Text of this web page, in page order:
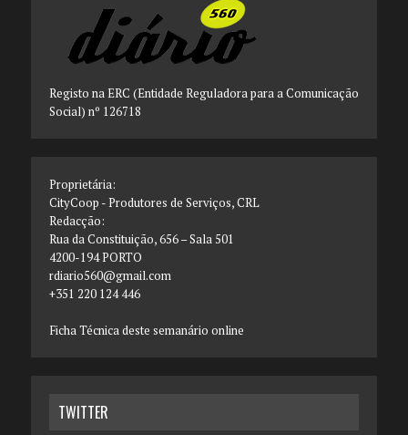
Registo na ERC (Entidade Reguladora para a Comunicação
Social) nº 126718
Proprietária:
CityCoop - Produtores de Serviços, CRL
Redacção:
Rua da Constituição, 656 – Sala 501
4200-194 PORTO
rdiario560@gmail.com
+351 220 124 446
Ficha Técnica deste semanário online
TWITTER